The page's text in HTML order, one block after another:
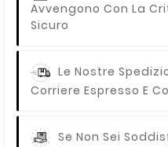
Avvengono Con La
Sicuro
Le Nostre
Corriere Espresso E
Se Non Sei